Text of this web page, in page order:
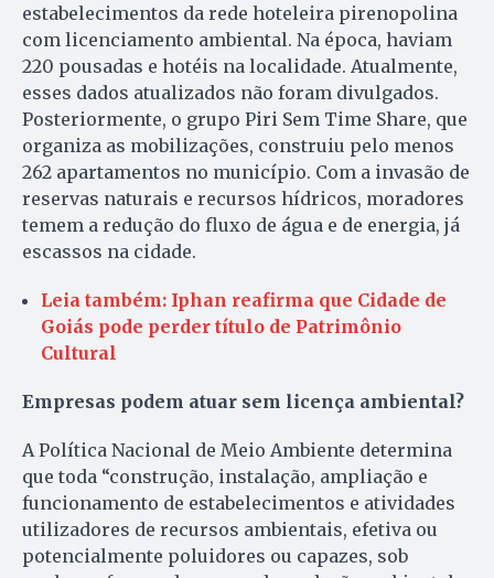
estabelecimentos da rede hoteleira pirenopolina
com licenciamento ambiental. Na época, haviam
220 pousadas e hotéis na localidade. Atualmente,
esses dados atualizados não foram divulgados.
Posteriormente, o grupo Piri Sem Time Share, que
organiza as mobilizações, construiu pelo menos
262 apartamentos no município. Com a invasão de
reservas naturais e recursos hídricos, moradores
temem a redução do fluxo de água e de energia, já
escassos na cidade.
Leia também: Iphan reafirma que Cidade de
Goiás pode perder título de Patrimônio
Cultural
Empresas podem atuar sem licença ambiental?
A Política Nacional de Meio Ambiente determina
que toda “construção, instalação, ampliação e
funcionamento de estabelecimentos e atividades
utilizadores de recursos ambientais, efetiva ou
potencialmente poluidores ou capazes, sob